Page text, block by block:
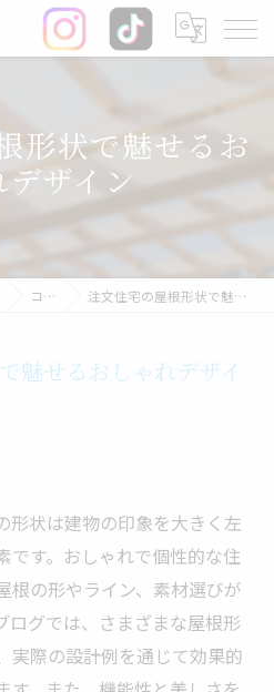
形状で魅せるお
デザイン
コラム 注文住宅の屋根形状で魅せるおしゃれデザイン
魅せるおしゃれデザイ
形状は建物の印象を大きく左
です。おしゃれで個性的な住
根の形やライン、素材選びが
ログでは、さまざまな屋根形
実際の設計例を通じて効果的